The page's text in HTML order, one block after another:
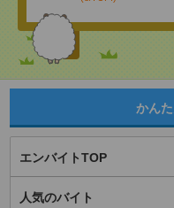
かん
エンバイトTOP
人気のバイト